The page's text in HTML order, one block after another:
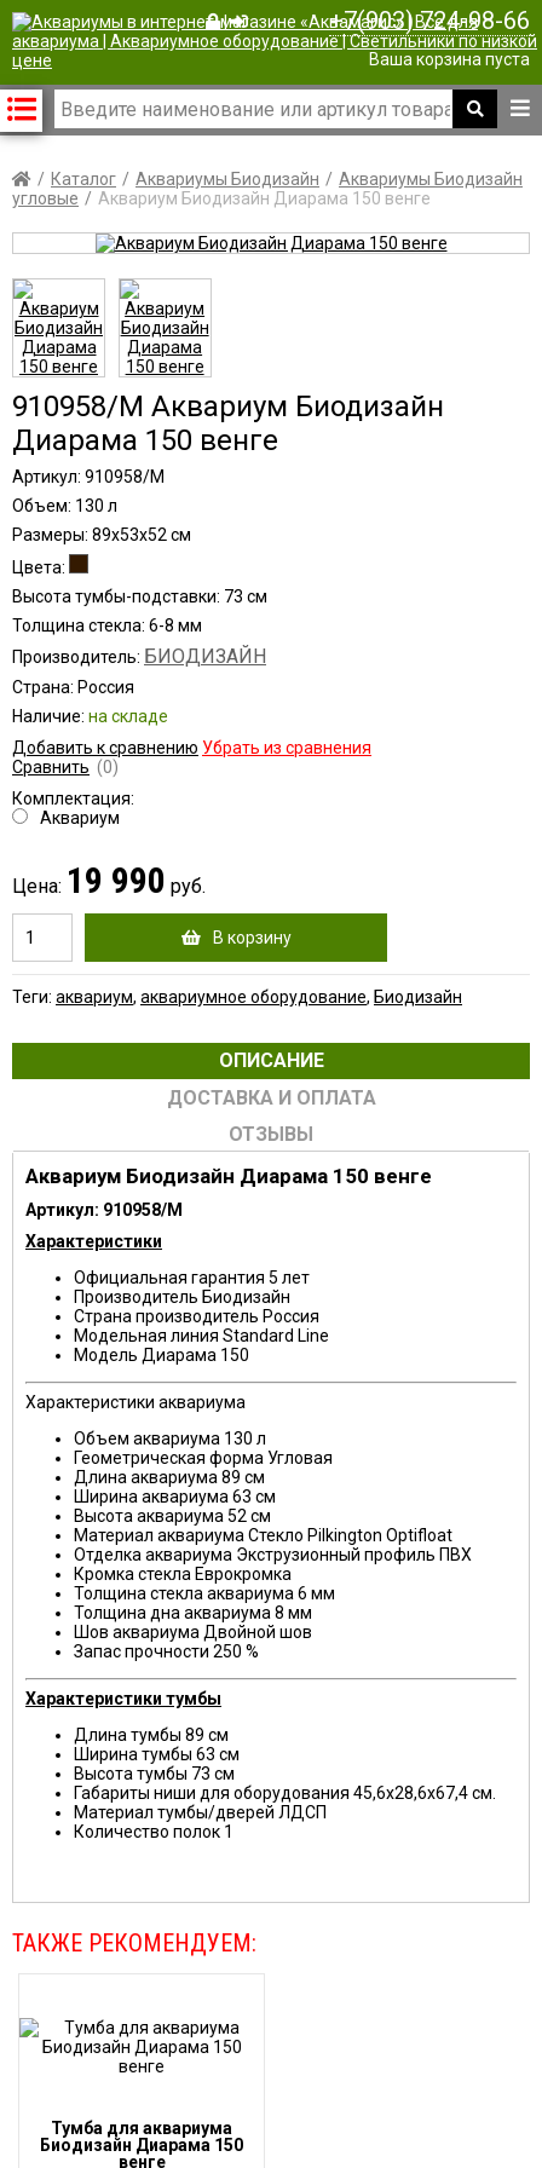
| +7(903) 724-98-66
Ваша корзина пуста
Каталог Аквариумы Биодизайн
Аквариумы Биодизайн
угловые
Аквариум Биодизайн Диарама 150 венге
910958/M Аквариум Биодизайн
Диарама 150 венге
Артикул: 910958/M
Объем: 130 л
Размеры: 89x53x52 см
Цвета:
Высота тумбы-подставки: 73 см
Толщина стекла: 6-8 мм
Производитель: БИОДИЗАЙН
Страна: Россия
Наличие: на складе
Добавить к сравнению Убрать из сравнения
Сравнить (0)
Комплектация:
Аквариум
Цена: 19 990 руб.
В корзину
Теги: аквариум, аквариумное оборудование, Биодизайн
ОПИСАНИЕ
ДОСТАВКА И ОПЛАТА
ОТЗЫВЫ
Аквариум Биодизайн Диарама 150 венге
Артикул: 910958/M
Характеристики
Официальная гарантия 5 лет
Производитель Биодизайн
Страна производитель Россия
Модельная линия Standard Line
Модель Диарама 150
Характеристики аквариума
Объем аквариума 130 л
Геометрическая форма Угловая
Длина аквариума 89 см
Ширина аквариума 63 см
Высота аквариума 52 см
Материал аквариума Стекло Pilkington Optifloat
Отделка аквариума Экструзионный профиль ПВХ
Кромка стекла Еврокромка
Толщина стекла аквариума 6 мм
Толщина дна аквариума 8 мм
Шов аквариума Двойной шов
Запас прочности 250 %
Характеристики тумбы
Длина тумбы 89 см
Ширина тумбы 63 см
Высота тумбы 73 см
Габариты ниши для оборудования 45,6x28,6x67,4 см.
Материал тумбы/дверей ЛДСП
Количество полок 1
ТАКЖЕ РЕКОМЕНДУЕМ:
Тумба для аквариума
Биодизайн Диарама 150
венге